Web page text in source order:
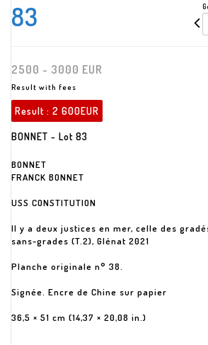
83
2500 - 3000 EUR
Result with fees
Result : 2 600EUR
BONNET - Lot 83
BONNET
FRANCK BONNET
USS CONSTITUTION
Il y a deux justices en mer, celle des
sans-grades (T.2), Glénat 2021
Planche originale n° 38.
Signée. Encre de Chine sur papier
36,5 × 51 cm (14,37 × 20,08 in.)